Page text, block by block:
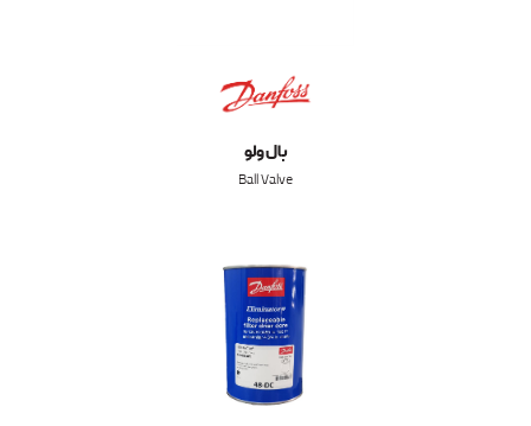
بال ولو
Ball Valve